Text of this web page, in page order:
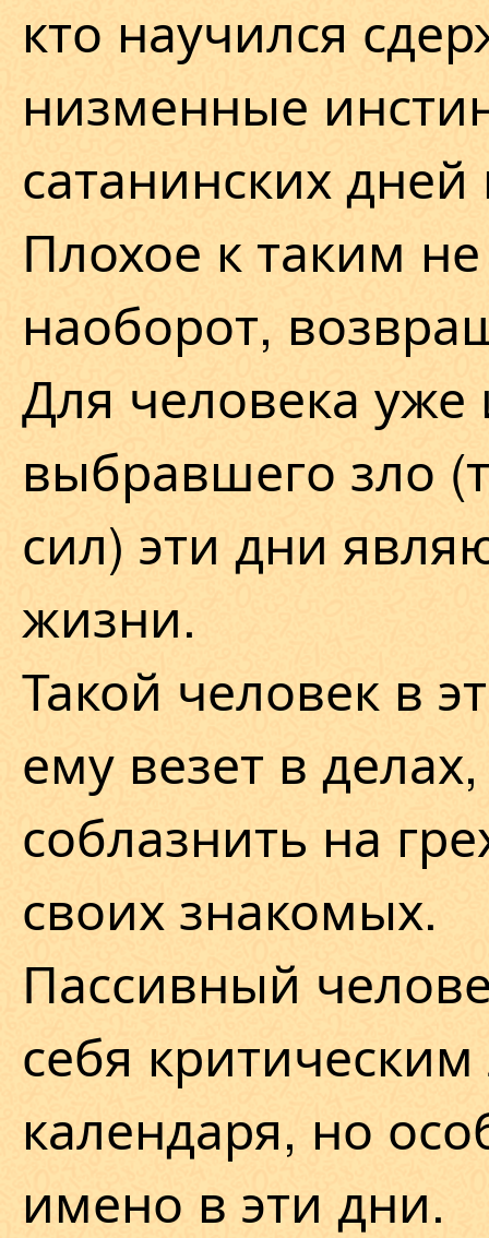
кто научился
низменные
сатанинских
Плохое к таким
наоборот,
Для человека уже
выбравшего зло
сил) эти дни
жизни.
Такой человек в
ему везет в
соблазнить на
своих знакомых.
Пассивный
себя
календаря, но
имено в эти дни.